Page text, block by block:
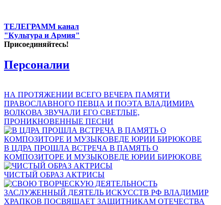
ТЕЛЕГРАММ канал
"Культура и Армия"
Присоединяйтесь!
Персоналии
НА ПРОТЯЖЕНИИ ВСЕГО ВЕЧЕРА ПАМЯТИ
ПРАВОСЛАВНОГО ПЕВЦА И ПОЭТА ВЛАДИМИРА
ВОЛКОВА ЗВУЧАЛИ ЕГО СВЕТЛЫЕ,
ПРОНИКНОВЕННЫЕ ПЕСНИ
В ЦДРА ПРОШЛА ВСТРЕЧА В ПАМЯТЬ О
КОМПОЗИТОРЕ И МУЗЫКОВЕДЕ ЮРИИ БИРЮКОВЕ
ЧИСТЫЙ ОБРАЗ АКТРИСЫ